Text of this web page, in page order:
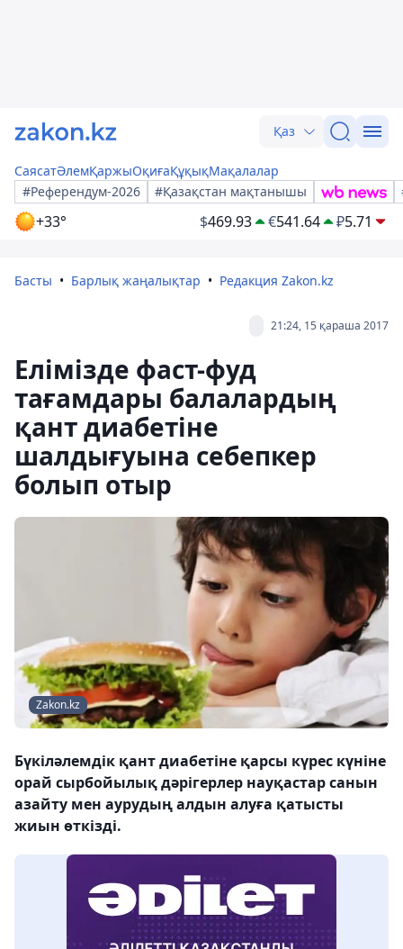
Қаз
СаясатӘлемҚаржыОқиғаҚұқықМақалалар
#Референдум-2026
#Қазақстан мақтанышы
+33° $469.93 €541.64 ₽5.71
Басты Барлық жаңалықтар Редакция Zakon.kz
21:24, 15 қараша 2017
Елімізде фаст-фуд
тағамдары балалардың
қант диабетіне
шалдығуына себепкер
болып отыр
Zakon.kz
Бүкіләлемдік қант диабетіне қарсы күрес күніне
орай сырбойылық дәрігерлер науқастар санын
азайту мен аурудың алдын алуға қатысты
жиын өткізді.